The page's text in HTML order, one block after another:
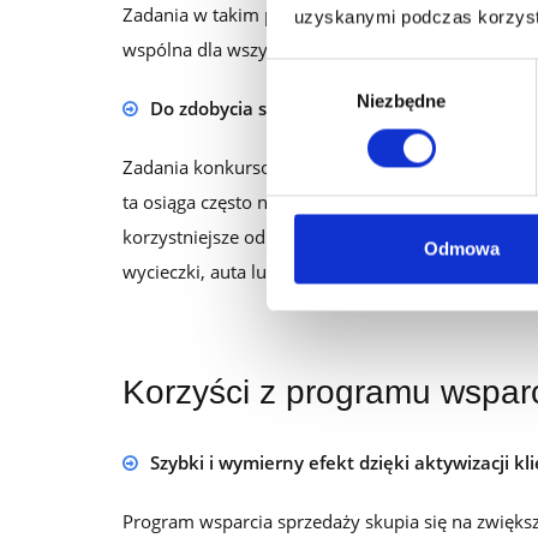
uzyskanymi podczas
zgody
Niezbędne
Odmowa
Zadania w takim programie opierają się zwykle
wspólna dla wszystkich uczestników lub
Do zdobycia są nagrody o większej
Zadania konkursowe z reguły obejmują cele
ta osiąga często nawet kilkaset tysięcy złotych.
korzystniejsze od tych stosowanych w innych
wycieczki, auta lub inne wartościowe formy
Korzyści z programu
Szybki i wymierny efekt dzięki aktywizacji
Program wsparcia sprzedaży skupia się na